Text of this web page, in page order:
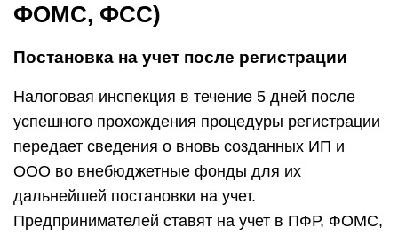
ФОМС, ФСС)
Постановка на учет после регистрации
Налоговая инспекция в течение 5 дней после
успешного прохождения процедуры регистрации
передает сведения о вновь созданных ИП и
ООО во внебюджетные фонды для их
дальнейшей постановки на учет.
Предпринимателей ставят на учет в ПФР, ФОМС,